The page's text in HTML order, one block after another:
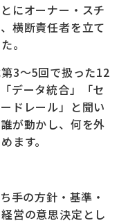
にオーナー・スチ
横断責任者を立て
。
3〜5回で扱った12
データ統合」「セ
ドレール」と聞い
が動かし、何を外
ます。
手の方針・基準・
営の意思決定とし